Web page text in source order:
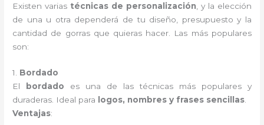
Existen varias técnicas de personalización , y la elección
de una u otra dependerá de tu diseño, presupuesto y la
cantidad de gorras que quieras hacer. Las más populares
son:
1. Bordado
El
bordado es una de las técnicas más populares y
duraderas. Ideal para
logos, nombres y frases sencillas.
Ventajas: